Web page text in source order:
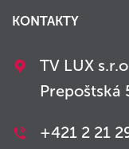
KONTAKTY
TV LUX
Prepoštská
+421 2 21